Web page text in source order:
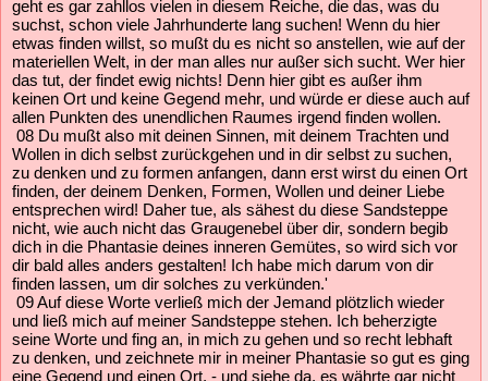
geht es gar zahllos vielen in diesem Reiche, die das, was du
suchst, schon viele Jahrhunderte lang suchen! Wenn du hier
etwas finden willst, so mußt du es nicht so anstellen, wie auf der
materiellen Welt, in der man alles nur außer sich sucht. Wer hier
das tut, der findet ewig nichts! Denn hier gibt es außer ihm
keinen Ort und keine Gegend mehr, und würde er diese auch auf
allen Punkten des unendlichen Raumes irgend finden wollen.
08 Du mußt also mit deinen Sinnen, mit deinem Trachten und
Wollen in dich selbst zurückgehen und in dir selbst zu suchen,
zu denken und zu formen anfangen, dann erst wirst du einen Ort
finden, der deinem Denken, Formen, Wollen und deiner Liebe
entsprechen wird! Daher tue, als sähest du diese Sandsteppe
nicht, wie auch nicht das Graugenebel über dir, sondern begib
dich in die Phantasie deines inneren Gemütes, so wird sich vor
dir bald alles anders gestalten! Ich habe mich darum von dir
finden lassen, um dir solches zu verkünden.'
09 Auf diese Worte verließ mich der Jemand plötzlich wieder
und ließ mich auf meiner Sandsteppe stehen. Ich beherzigte
seine Worte und fing an, in mich zu gehen und so recht lebhaft
zu denken, und zeichnete mir in meiner Phantasie so gut es ging
eine Gegend und einen Ort, - und siehe da, es währte gar nicht